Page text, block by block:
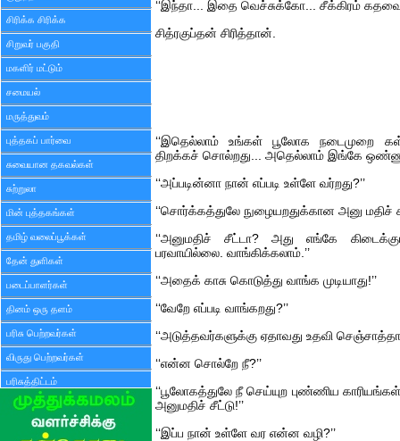
சிரிக்க சிரிக்க
சிறுவர் பகுதி
மகளிர் மட்டும்
சமையல்
மருத்துவம்
புத்தகப் பார்வை
சுவையான தகவல்கள்
சுற்றுலா
மின் புத்தகங்கள்
தமிழ் வலைப்பூக்கள்
தேன் துளிகள்
படைப்பாளர்கள்
தினம் ஒரு தளம்
பரிசு பெற்றவர்கள்
விருது பெற்றவர்கள்
பரிசுத்திட்டம்
‘‘இந்தா... இதை வெச்சுக்கோ... சீக்கிரம்
சித்ரகுப்தன் சிரித்தான்.
‘‘இதெல்லாம் உங்கள் பூலோக நடைமுறை
திறக்கச் சொல்றது... அதெல்லாம் இங்கே ஒண்ணும்
‘‘அப்படின்னா நான் எப்படி உள்ளே வர்றது?’’
‘‘சொர்க்கத்துலே நுழையறதுக்கான அனு மதிச்
‘‘அனுமதிச் சீட்டா? அது எங்கே
பரவாயில்லை. வாங்கிக்கலாம்.’’
‘‘அதைக் காசு கொடுத்து வாங்க முடியாது!’’
‘‘வேறே எப்படி வாங்கறது?’’
‘‘அடுத்தவர்களுக்கு ஏதாவது உதவி
‘‘என்ன சொல்றே நீ?’’
‘‘பூலோகத்துலே நீ செய்யுற புண்ணிய
அனுமதிச் சீட்டு!’’
‘‘இப்ப நான் உள்ளே வர என்ன வழி?’’